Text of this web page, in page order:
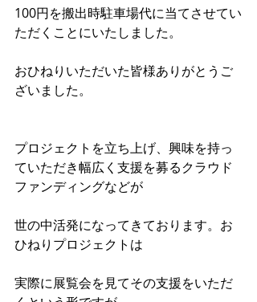
100円を搬出時駐車場代に当てさせてい
ただくことにいたしました。
おひねりいただいた皆様ありがとうご
ざいました。
プロジェクトを立ち上げ、興味を持っ
ていただき幅広く支援を募るクラウド
ファンディングなどが
世の中活発になってきております。お
ひねりプロジェクトは
実際に展覧会を見てその支援をいただ